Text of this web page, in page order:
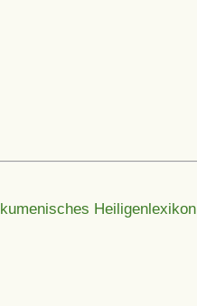
Heiligenlexikon